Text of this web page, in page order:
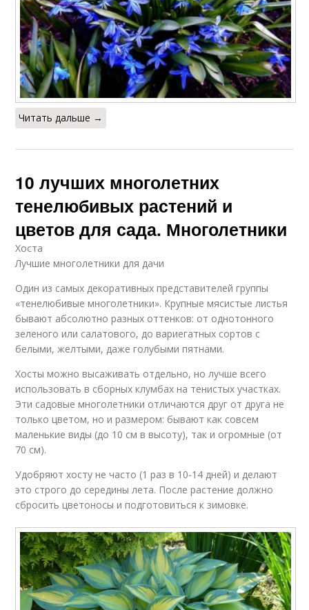
Читать дальше →
10 лучших многолетних
тенелюбивых растений и
цветов для сада. Многолетники
Хоста
Лучшие многолетники для дачи
Один из самых декоративных представителей группы
«тенелюбивые многолетники». Крупные мясистые листья
бывают абсолютно разных оттенков: от однотонного
зеленого или салатового, до вариегатных сортов с
белыми, желтыми, даже голубыми пятнами.
Хосты можно высаживать отдельно, но лучше всего
использовать в сборных клумбах на тенистых участках.
Эти садовые многолетники отличаются друг от друга не
только цветом, но и размером: бывают как совсем
маленькие виды (до 10 см в высоту), так и огромные (от
70 см).
Удобряют хосту не часто (1 раз в 10-14 дней) и делают
это строго до середины лета. После растение должно
сбросить цветоносы и подготовиться к зимовке.